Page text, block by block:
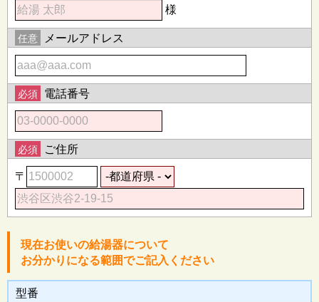
様
任意 メールアドレス
必須 電話番号
必須 ご住所
〒
現在お使いの給湯器について
お分かりになる範囲でご記入ください
型番